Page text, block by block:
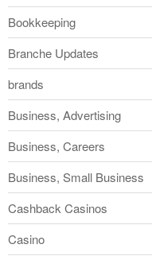
Bookkeeping
Branche Updates
brands
Business, Advertising
Business, Careers
Business, Small Business
Cashback Casinos
Casino